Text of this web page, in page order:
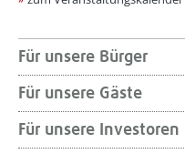
Für unsere Bürger
Für unsere Gäste
Für unsere Investoren